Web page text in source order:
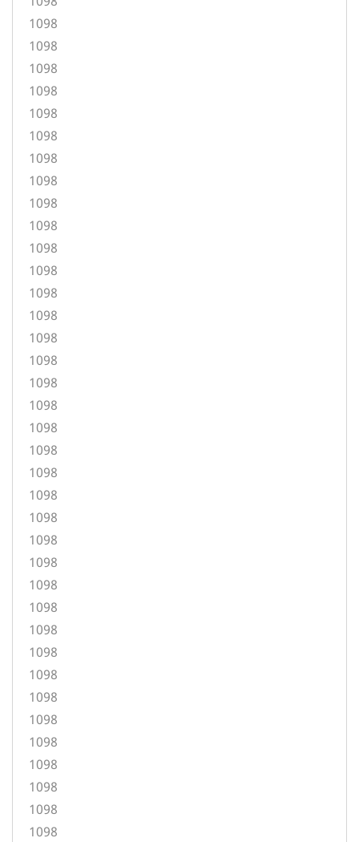
1098
1098
1098
1098
1098
1098
1098
1098
1098
1098
1098
1098
1098
1098
1098
1098
1098
1098
1098
1098
1098
1098
1098
1098
1098
1098
1098
1098
1098
1098
1098
1098
1098
1098
1098
1098
1098